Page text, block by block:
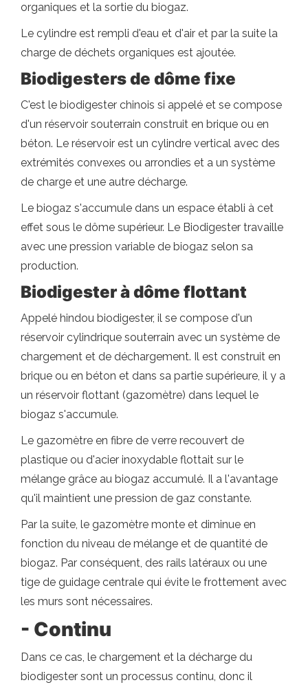
organiques et la sortie du biogaz.
Le cylindre est rempli d'eau et d'air et par la suite la
charge de déchets organiques est ajoutée.
Biodigesters de dôme fixe
C'est le biodigester chinois si appelé et se compose
d'un réservoir souterrain construit en brique ou en
béton. Le réservoir est un cylindre vertical avec des
extrémités convexes ou arrondies et a un système
de charge et une autre décharge.
Le biogaz s'accumule dans un espace établi à cet
effet sous le dôme supérieur. Le Biodigester travaille
avec une pression variable de biogaz selon sa
production.
Biodigester à dôme flottant
Appelé hindou biodigester, il se compose d'un
réservoir cylindrique souterrain avec un système de
chargement et de déchargement. Il est construit en
brique ou en béton et dans sa partie supérieure, il y a
un réservoir flottant (gazomètre) dans lequel le
biogaz s'accumule.
Le gazomètre en fibre de verre recouvert de
plastique ou d'acier inoxydable flottait sur le
mélange grâce au biogaz accumulé. Il a l'avantage
qu'il maintient une pression de gaz constante.
Par la suite, le gazomètre monte et diminue en
fonction du niveau de mélange et de quantité de
biogaz. Par conséquent, des rails latéraux ou une
tige de guidage centrale qui évite le frottement avec
les murs sont nécessaires.
- Continu
Dans ce cas, le chargement et la décharge du
biodigester sont un processus continu, donc il